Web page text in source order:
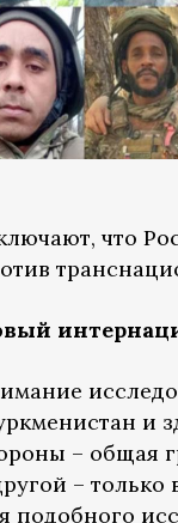
что
и
– общая
–
подобного